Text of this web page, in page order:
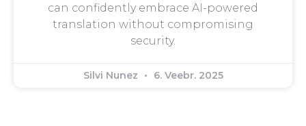
can confidently embrace AI-powered
translation without compromising
security.
Silvi Nunez 6. Veebr. 2025